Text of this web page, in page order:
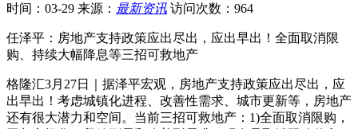
时间：03-29 来源： 最新资讯 访问次数：964
任泽平：房地产支持政策应出尽出，应出早出！全面取消限
购、持续大幅降息等三招可救地产
格隆汇3月27日｜据泽平宏观，房地产支持政策应出尽出，应
出早出！考虑城镇化进程、改善性需求、城市更新等，房地产
还有很大潜力和空间。当前三招可救地产：1)全面取消限购，